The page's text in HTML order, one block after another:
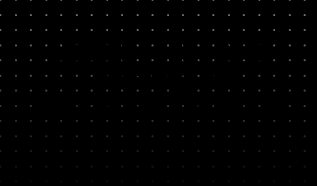
Bahnbrechende
Leistungauf
höchstem Niveau
Bewältigen Sie mit einem AMD Ryzen™ KI-
1